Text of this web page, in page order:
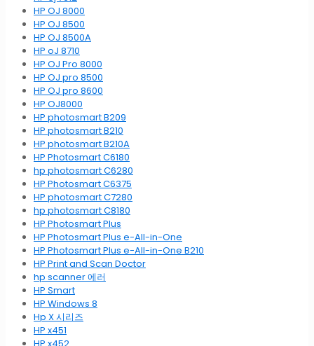
HP OJ 8000
HP OJ 8500
HP OJ 8500A
HP oJ 8710
HP OJ Pro 8000
HP OJ pro 8500
HP OJ pro 8600
HP OJ8000
HP photosmart B209
HP photosmart B210
HP photosmart B210A
HP Photosmart C6180
hp photosmart C6280
HP Photosmart C6375
HP photosmart C7280
hp photosmart C8180
HP Photosmart Plus
HP Photosmart Plus e-All-in-One
HP Photosmart Plus e-All-in-One B210
HP Print and Scan Doctor
hp scanner 에러
HP Smart
HP Windows 8
Hp X 시리즈
HP x451